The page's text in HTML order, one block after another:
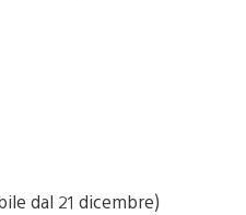
dal 21 dicembre)